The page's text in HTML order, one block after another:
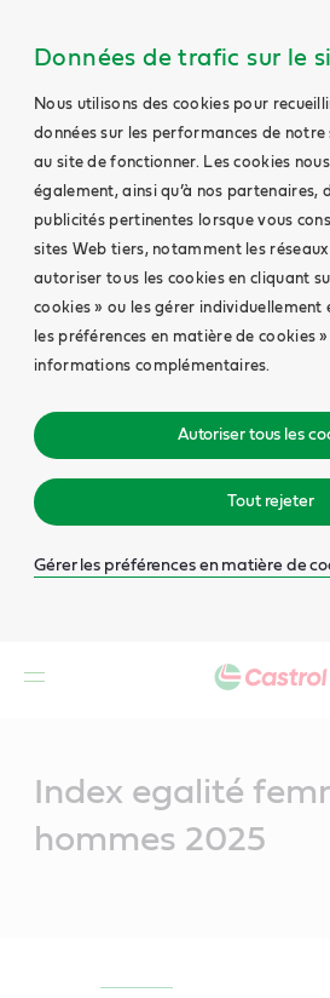
Données de trafic sur le
Nous utilisons des cookies pour
données sur les performances de
au site de fonctionner. Les cookies
également, ainsi qu’à nos partenaires,
publicités pertinentes lorsque vous
sites Web tiers, notamment les
autoriser tous les cookies en cliquant
cookies » ou les gérer individuellement
les préférences en matière de cookies
informations complémentaires.
Autoriser tous les
Tout rejeter
Gérer les préférences en matière de
Index egalité
hommes 2025